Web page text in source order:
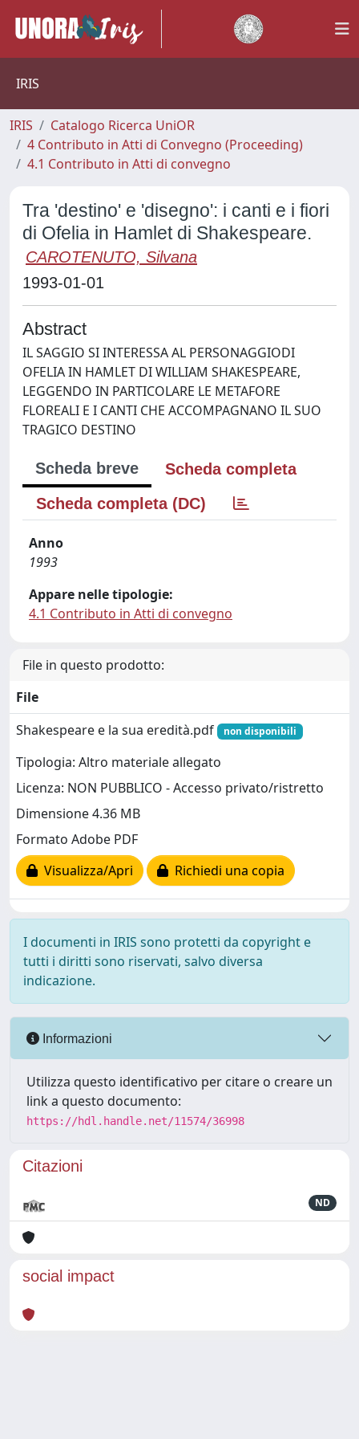
IRIS
IRIS
Catalogo Ricerca UniOR
4 Contributo in Atti di Convegno (Proceeding)
4.1 Contributo in Atti di convegno
Tra 'destino' e 'disegno': i canti e i fiori
di Ofelia in Hamlet di Shakespeare.
CAROTENUTO, Silvana
1993-01-01
Abstract
IL SAGGIO SI INTERESSA AL PERSONAGGIODI
OFELIA IN HAMLET DI WILLIAM SHAKESPEARE,
LEGGENDO IN PARTICOLARE LE METAFORE
FLOREALI E I CANTI CHE ACCOMPAGNANO IL SUO
TRAGICO DESTINO
Scheda breve
Scheda completa
Scheda completa (DC)
Anno
1993
Appare nelle tipologie:
4.1 Contributo in Atti di convegno
File in questo prodotto:
File
Shakespeare e la sua eredità.pdf
non disponibili
Tipologia: Altro materiale allegato
Licenza: NON PUBBLICO - Accesso privato/ristretto
Dimensione 4.36 MB
Formato Adobe PDF
Visualizza/Apri
Richiedi una copia
I documenti in IRIS sono protetti da copyright e
tutti i diritti sono riservati, salvo diversa
indicazione.
Informazioni
Utilizza questo identificativo per citare o creare un
link a questo documento:
https://hdl.handle.net/11574/36998
Citazioni
ND
social impact